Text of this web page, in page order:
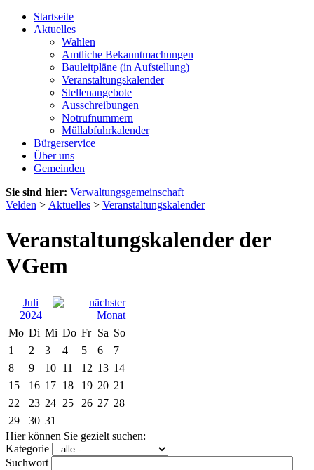
Startseite
Aktuelles
Wahlen
Amtliche Bekanntmachungen
Bauleitpläne (in Aufstellung)
Veranstaltungskalender
Stellenangebote
Ausschreibungen
Notrufnummern
Müllabfuhrkalender
Bürgerservice
Über uns
Gemeinden
Sie sind hier: Verwaltungsgemeinschaft
Velden > Aktuelles > Veranstaltungskalender
Veranstaltungskalender der
VGem
Juli
2024
Mo Di Mi Do Fr Sa So
1
2 3 4 5 6
7
8
9 10 11 12 13 14
15
16 17 18 19 20 21
22
23 24 25 26 27 28
29
30 31
Hier können Sie gezielt suchen:
Kategorie
Suchwort